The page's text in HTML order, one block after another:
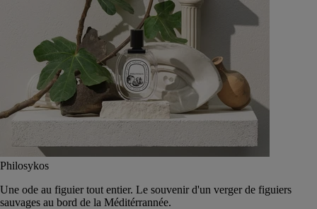
Philosykos
Une ode au figuier tout entier. Le souvenir d'un verger de figuiers
sauvages au bord de la Méditérrannée.